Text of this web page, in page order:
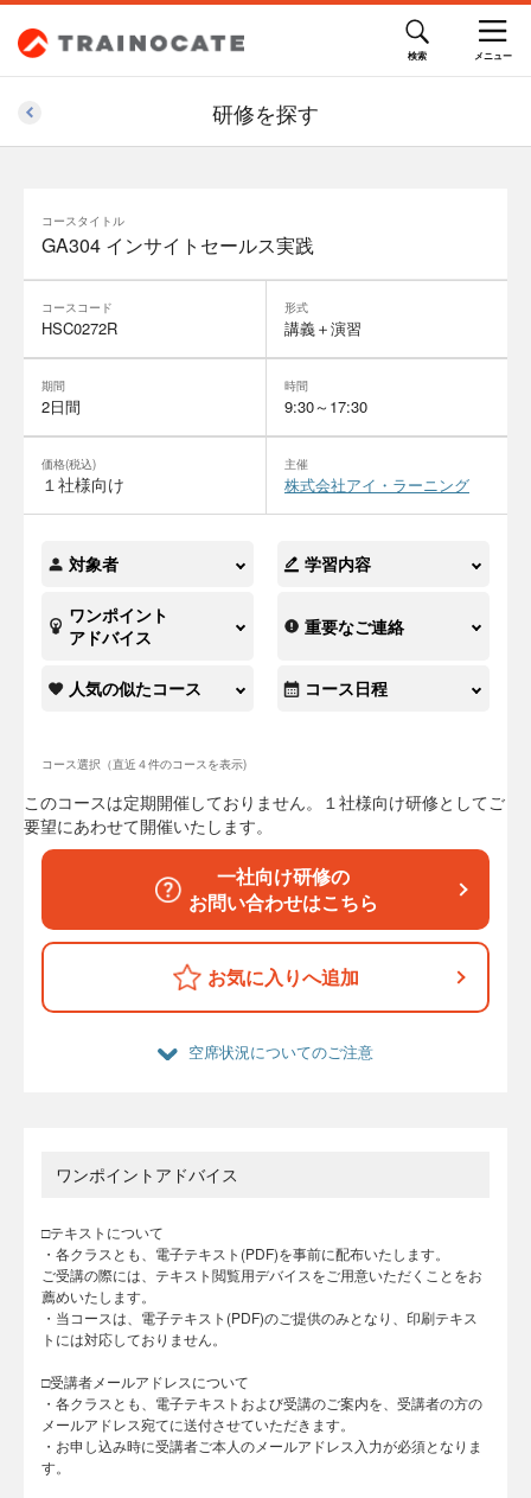
研修を探す
コースタイトル
GA304 インサイトセールス実践
コースコード
HSC0272R
形式
講義＋演習
期間
2日間
時間
9:30～17:30
価格(税込)
１社様向け
主催
株式会社アイ・ラーニング
対象者 学習内容
ワンポイント
アドバイス
重要なご連絡
人気の似たコース コース日程
コース選択（直近４件のコースを表示)
このコースは定期開催しておりません。１社様向け研修としてご
要望にあわせて開催いたします。
一社向け研修の
お問い合わせはこちら
お気に入りへ追加
空席状況についてのご注意
ワンポイントアドバイス
□テキストについて
・各クラスとも、電子テキスト(PDF)を事前に配布いたします。
ご受講の際には、テキスト閲覧用デバイスをご用意いただくことをお
薦めいたします。
・当コースは、電子テキスト(PDF)のご提供のみとなり、印刷テキス
トには対応しておりません。
□受講者メールアドレスについて
・各クラスとも、電子テキストおよび受講のご案内を、受講者の方の
メールアドレス宛てに送付させていただきます。
・お申し込み時に受講者ご本人のメールアドレス入力が必須となりま
す。